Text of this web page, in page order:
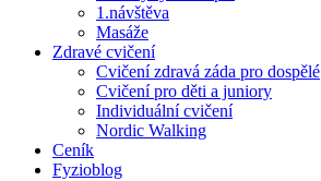
1.návštěva
Masáže
Zdravé cvičení
Cvičení zdravá záda pro dospělé
Cvičení pro děti a juniory
Individuální cvičení
Nordic Walking
Ceník
Fyzioblog